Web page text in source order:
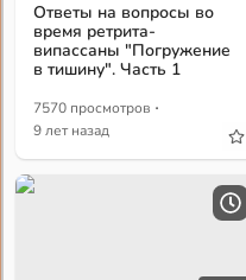
Ответы на вопросы во
время ретрита-
випассаны "Погружение
в тишину". Часть 1
7570 просмотров ·
9 лет назад